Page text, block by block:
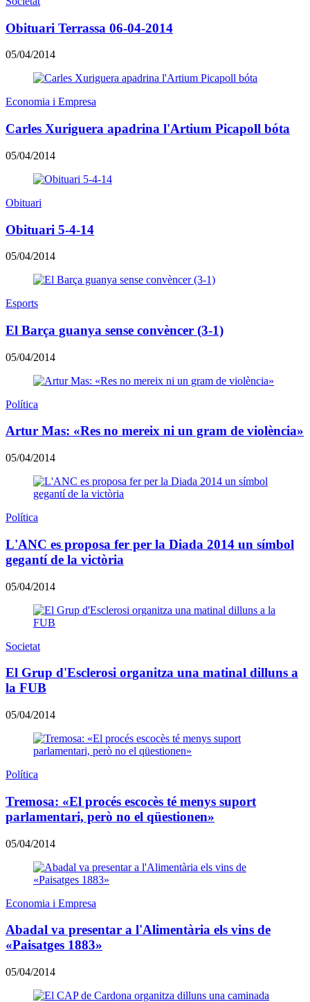
Obituari Terrassa 06-04-2014
05/04/2014
Economia i Empresa
Carles Xuriguera apadrina l'Artium Picapoll bóta
05/04/2014
Obituari
Obituari 5-4-14
05/04/2014
Esports
El Barça guanya sense convèncer (3-1)
05/04/2014
Política
Artur Mas: «Res no mereix ni un gram de violència»
05/04/2014
Política
L'ANC es proposa fer per la Diada 2014 un símbol
gegantí de la victòria
05/04/2014
Societat
El Grup d'Esclerosi organitza una matinal dilluns a
la FUB
05/04/2014
Política
Tremosa: «El procés escocès té menys suport
parlamentari, però no el qüestionen»
05/04/2014
Economia i Empresa
Abadal va presentar a l'Alimentària els vins de
«Paisatges 1883»
05/04/2014